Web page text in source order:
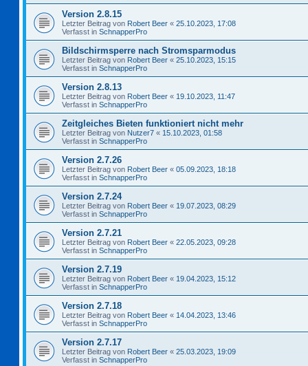
Version 2.8.15
Letzter Beitrag von Robert Beer « 25.10.2023, 17:08
Verfasst in SchnapperPro
Bildschirmsperre nach Stromsparmodus
Letzter Beitrag von Robert Beer « 25.10.2023, 15:15
Verfasst in SchnapperPro
Version 2.8.13
Letzter Beitrag von Robert Beer « 19.10.2023, 11:47
Verfasst in SchnapperPro
Zeitgleiches Bieten funktioniert nicht mehr
Letzter Beitrag von Nutzer7 « 15.10.2023, 01:58
Verfasst in SchnapperPro
Version 2.7.26
Letzter Beitrag von Robert Beer « 05.09.2023, 18:18
Verfasst in SchnapperPro
Version 2.7.24
Letzter Beitrag von Robert Beer « 19.07.2023, 08:29
Verfasst in SchnapperPro
Version 2.7.21
Letzter Beitrag von Robert Beer « 22.05.2023, 09:28
Verfasst in SchnapperPro
Version 2.7.19
Letzter Beitrag von Robert Beer « 19.04.2023, 15:12
Verfasst in SchnapperPro
Version 2.7.18
Letzter Beitrag von Robert Beer « 14.04.2023, 13:46
Verfasst in SchnapperPro
Version 2.7.17
Letzter Beitrag von Robert Beer « 25.03.2023, 19:09
Verfasst in SchnapperPro